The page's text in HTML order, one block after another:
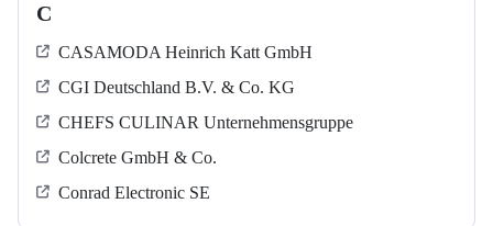
C
CASAMODA Heinrich Katt GmbH
CGI Deutschland B.V. & Co. KG
CHEFS CULINAR Unternehmensgruppe
Colcrete GmbH & Co.
Conrad Electronic SE